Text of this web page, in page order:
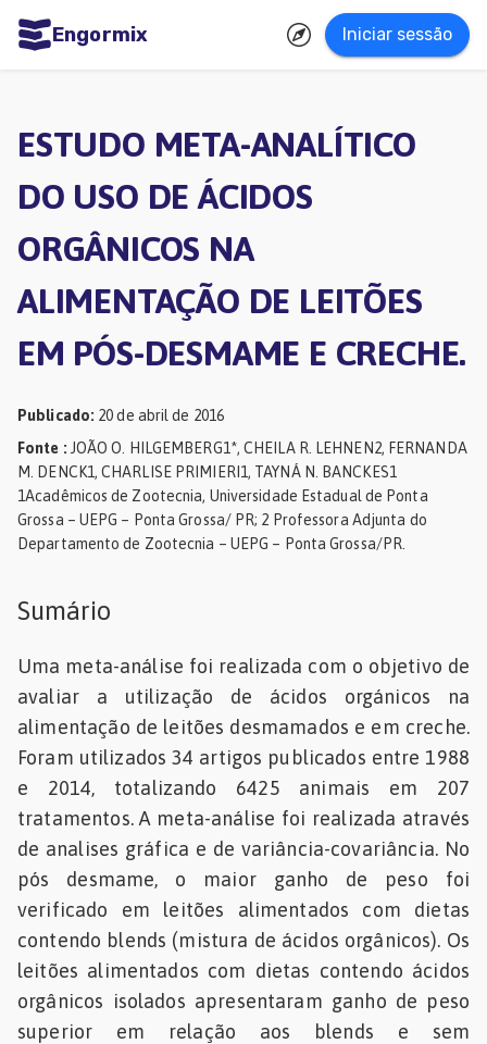
Engormix Iniciar sessão
Micotoxinas
Avicultura
Suinocultura
de
corte
de
leite
ESTUDO META-ANALÍTICO
DO USO DE ÁCIDOS
ORGÂNICOS NA
ALIMENTAÇÃO DE LEITÕES
EM PÓS-DESMAME E CRECHE.
Publicado: 20 de abril de 2016
Fonte : JOÃO O. HILGEMBERG1*, CHEILA R. LEHNEN2, FERNANDA
M. DENCK1, CHARLISE PRIMIERI1, TAYNÁ N. BANCKES1
1Acadêmicos de Zootecnia, Universidade Estadual de Ponta
Grossa – UEPG – Ponta Grossa/ PR; 2 Professora Adjunta do
Departamento de Zootecnia – UEPG – Ponta Grossa/PR.
Sumário
Uma meta-análise foi realizada com o objetivo de
avaliar a utilização de ácidos orgánicos na
alimentação de leitões desmamados e em creche.
Foram utilizados 34 artigos publicados entre 1988
e 2014, totalizando 6425 animais em 207
tratamentos. A meta-análise foi realizada através
de analises gráfica e de variância-covariância. No
pós desmame, o maior ganho de peso foi
verificado em leitões alimentados com dietas
contendo blends (mistura de ácidos orgânicos). Os
leitões alimentados com dietas contendo ácidos
orgânicos isolados apresentaram ganho de peso
superior em relação aos blends e sem